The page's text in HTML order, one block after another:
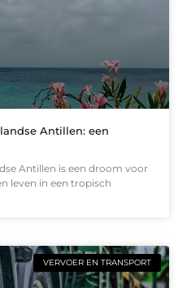
Antillen: een
Antillen is een droom voor
leven in een tropisch
VERVOER EN TRANSPORT